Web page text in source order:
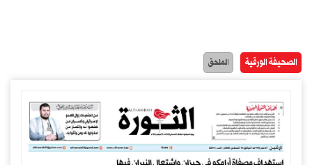
الصحيفة الورقية الملحق